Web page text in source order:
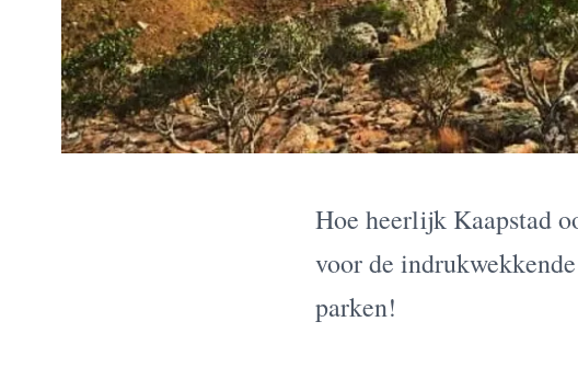
Hoe heerlijk Kaapstad
voor de
parken!